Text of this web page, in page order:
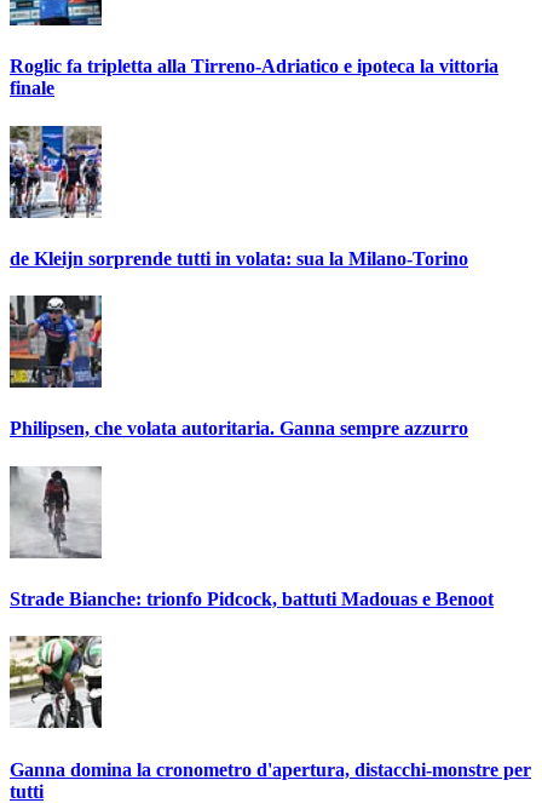
Roglic fa tripletta alla Tirreno-Adriatico e ipoteca la vittoria
finale
de Kleijn sorprende tutti in volata: sua la Milano-Torino
Philipsen, che volata autoritaria. Ganna sempre azzurro
Strade Bianche: trionfo Pidcock, battuti Madouas e Benoot
Ganna domina la cronometro d'apertura, distacchi-monstre per
tutti